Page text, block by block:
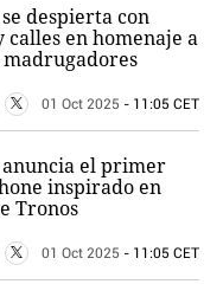
despierta con
calles en homenaje a
madrugadores
01 Oct 2025 - 11:05 CET
el primer
inspirado en
Tronos
01 Oct 2025 - 11:05 CET